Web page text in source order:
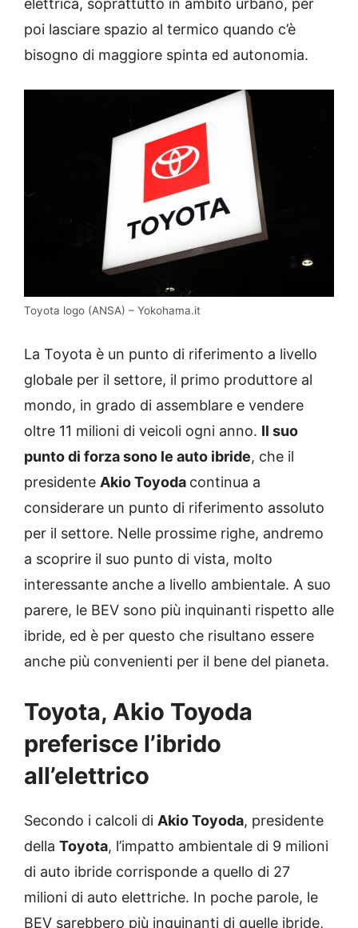
elettrica, soprattutto in ambito urbano, per
poi lasciare spazio al termico quando c’è
bisogno di maggiore spinta ed autonomia.
Toyota logo (ANSA) – Yokohama.it
La Toyota è un punto di riferimento a livello
globale per il settore, il primo produttore al
mondo, in grado di assemblare e vendere
oltre 11 milioni di veicoli ogni anno. Il suo
punto di forza sono le auto ibride, che il
presidente Akio Toyoda continua a
considerare un punto di riferimento assoluto
per il settore. Nelle prossime righe, andremo
a scoprire il suo punto di vista, molto
interessante anche a livello ambientale. A suo
parere, le BEV sono più inquinanti rispetto alle
ibride, ed è per questo che risultano essere
anche più convenienti per il bene del pianeta.
Toyota, Akio Toyoda
preferisce l’ibrido
all’elettrico
Secondo i calcoli di Akio Toyoda, presidente
della Toyota, l’impatto ambientale di 9 milioni
di auto ibride corrisponde a quello di 27
milioni di auto elettriche. In poche parole, le
BEV sarebbero più inquinanti di quelle ibride,